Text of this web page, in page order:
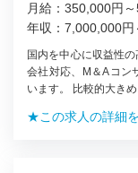
月給：350,000円
年収：7,000,000円
国内を中心に収益性
会社対応、M＆Aコン
います。 比較的大き
★この求人の詳細